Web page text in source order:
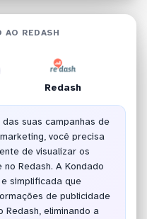
AO REDASH
Redash
suas campanhas de
você precisa
de visualizar os
Redash. A Kondado
simplificada que
de publicidade
eliminando a